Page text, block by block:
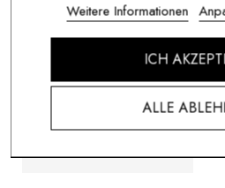
Weitere Informationen
ALLE
ICH